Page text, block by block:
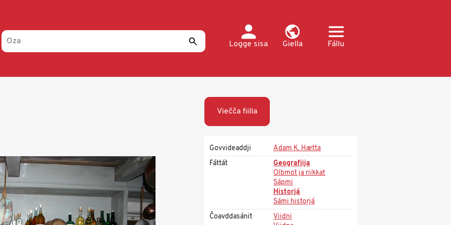
Logge sisa
Giella Fállu
Viečča fiilla
Govvideaddji
Adam K. Hætta
Fáttát
Geografiija
Olbmot ja riikkat
Sápmi
Historjá
Sámi historjá
Čoavddasánit
Viidni